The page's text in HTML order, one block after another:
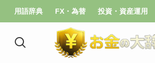
用語辞典 FX・為替 投資・資産運用